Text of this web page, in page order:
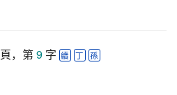
頁，第 9 字 續 丁 孫